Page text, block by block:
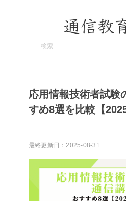
応用情報技術者試験
すめ8選を比較【2025
最終更新日：2025-08-31